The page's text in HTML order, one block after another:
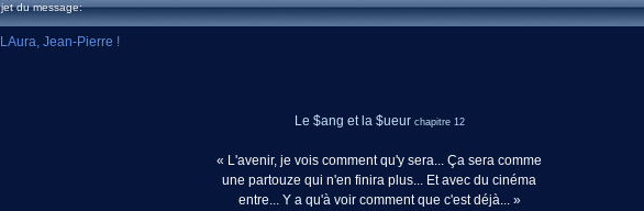
du message:
Jean-Pierre !
Le $ang et la $ueur chapitre 12
« L'avenir, je vois comment qu'y sera... Ça sera comme
une partouze qui n'en finira plus... Et avec du cinéma
entre... Y a qu'à voir comment que c'est déjà... »